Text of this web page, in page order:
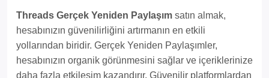
Threads Gerçek Yeniden Paylaşım satın almak,
hesabınızın güvenilirliğini artırmanın en etkili
yollarından biridir. Gerçek Yeniden Paylaşımler,
hesabınızın organik görünmesini sağlar ve içeriklerinize
daha fazla etkileşim kazandırır. Güvenilir platformlardan